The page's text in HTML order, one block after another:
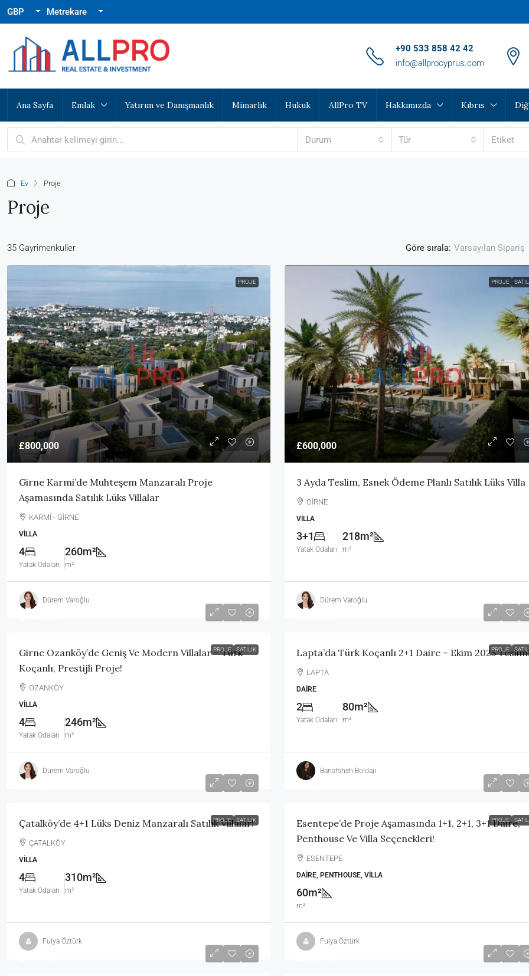
GBP Metrekare
‪+90 533 858 42 42‬
info@allprocyprus.com
Ana Sayfa Emlak Yatırım ve Danışmanlık Mimarlık Hukuk AllPro TV Hakkımızda Kıbrıs
Durum Tür Etiket
Ev Proje
Proje
35 Gayrimenkuller Göre sırala: Varsayılan Sipariş
PROJE
£800,000
Girne Karmi’de Muhteşem Manzaralı Proje
Aşamasında Satılık Lüks Villalar
KARMİ - GİRNE
VILLA
4
Yatak Odaları
260m²
m²
Dürem Varoğlu
PROJE
£600,000
3 Ayda Teslim, Esnek Ödeme Planlı Satılık Lüks Villa
GİRNE
VILLA
3+1
Yatak Odaları
218m²
m²
Dürem Varoğlu
PROJE SATILIK
Girne Ozanköy’de Geniş Ve Modern Villalar – Türk
Koçanlı, Prestijli Proje!
OZANKÖY
VILLA
4
Yatak Odaları
246m²
m²
Dürem Varoğlu
PROJE
Lapta’da Türk Koçanlı 2+1 Daire – Ekim 2025
LAPTA
DAIRE
2
Yatak Odaları
80m²
m²
Banafsheh Boldaji
PROJE SATILIK
Çatalköy’de 4+1 Lüks Deniz Manzaralı Satılık Villalar!
ÇATALKÖY
VILLA
4
Yatak Odaları
310m²
m²
Fulya Öztürk
PROJE
Esentepe’de Proje Aşamasında 1+1, 2+1, 3+1 Daire,
Penthouse Ve Villa Seçenekleri!
ESENTEPE
DAIRE, PENTHOUSE, VILLA
60m²
m²
Fulya Öztürk